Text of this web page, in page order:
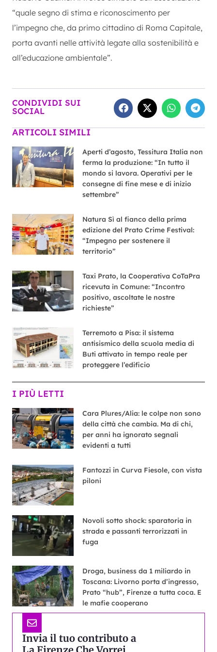
“quale segno di stima e riconoscimento per
l’impegno che, da primo cittadino di Roma Capitale,
porta avanti nelle attività legate alla sostenibilità e
all’educazione ambientale”.
CONDIVIDI SUI
SOCIAL
ARTICOLI SIMILI
Aperti d’agosto, Tessitura Italia non
ferma la produzione: “In tutto il
mondo si lavora. Operativi per le
consegne di fine mese e di inizio
settembre”
Natura Sì al fianco della prima
edizione del Prato Crime Festival:
“Impegno per sostenere il
territorio”
Taxi Prato, la Cooperativa CoTaPra
ricevuta in Comune: “Incontro
positivo, ascoltate le nostre
richieste”
Terremoto a Pisa: il sistema
antisismico della scuola media di
Buti attivato in tempo reale per
proteggere l’edificio
I PIÙ LETTI
Cara Plures/Alia: le colpe non sono
della città che cambia. Ma di chi,
per anni ha ignorato segnali
evidenti a tutti
Fantozzi in Curva Fiesole, con vista
piloni
Novoli sotto shock: sparatoria in
strada e passanti terrorizzati in
fuga
Droga, business da 1 miliardo in
Toscana: Livorno porta d’ingresso,
Prato “hub”, Firenze a tutta coca. E
le mafie cooperano
Invia il tuo contributo a